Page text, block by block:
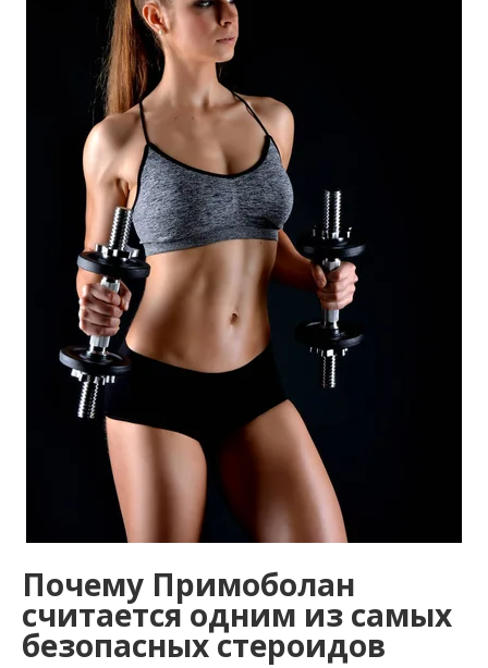
Почему Примоболан
считается одним из самых
безопасных стероидов